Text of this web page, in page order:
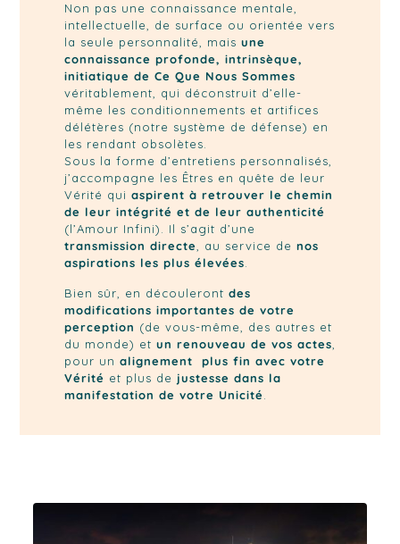
Non pas une connaissance mentale,
intellectuelle, de surface ou orientée vers
la seule personnalité, mais une
connaissance profonde, intrinsèque,
initiatique de Ce Que Nous Sommes
véritablement, qui déconstruit d’elle-
même les conditionnements et artifices
délétères (notre système de défense) en
les rendant obsolètes.
Sous la forme d’entretiens personnalisés,
j’accompagne les Êtres en quête de leur
Vérité qui aspirent à retrouver le chemin
de leur intégrité et de leur authenticité
(l’Amour Infini). Il s’agit d’une
transmission directe
, au service de nos
aspirations les plus élevées
Bien sûr, en découleront des
modifications importantes de votre
perception (de vous-même, des autres et
du monde) et un renouveau de vos actes
pour un alignement plus fin avec votre
Vérité et plus de justesse dans la
manifestation de votre Unicité